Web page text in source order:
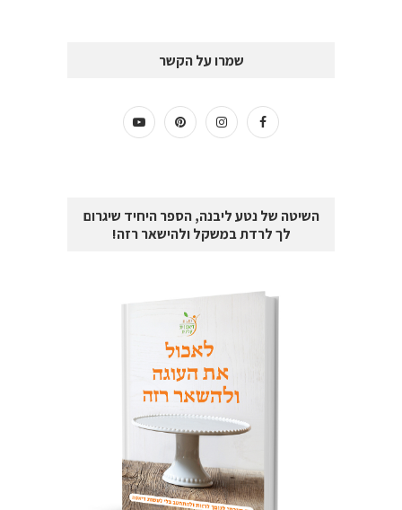
שמרו על הקשר
השיטה של נטע ליבנה, הספר היחיד שיגרום
לך לרדת במשקל ולהישאר רזה!